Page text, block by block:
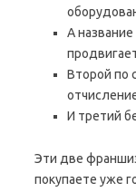
А
Второй по
И третий
Эти две
покупаете уже